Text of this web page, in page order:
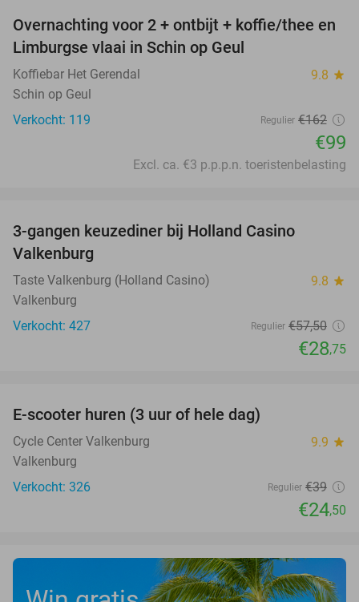
39%
Overnachting voor 2 + ontbijt + koffie/thee en
Limburgse vlaai in Schin op Geul
Koffiebar Het Gerendal 9.8 star
Schin op Geul
Verkocht: 119
Regulier €162
€99
Excl. ca. €3 p.p.p.n. toeristenbelasting
3-gangen keuzediner bij Holland Casino
Valkenburg
Taste Valkenburg (Holland Casino) 9.8 star
Valkenburg
Verkocht: 427
Regulier €57,50
€28,75
E-scooter huren (3 uur of hele dag)
Cycle Center Valkenburg 9.9 star
Valkenburg
Verkocht: 326
Regulier €39
€24,50